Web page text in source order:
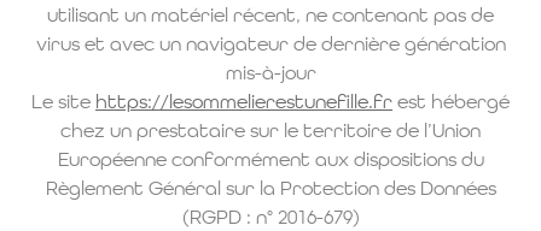
utilisant un matériel récent, ne contenant pas de
virus et avec un navigateur de dernière génération
mis-à-jour
Le site https://lesommelierestunefille.fr est hébergé
chez un prestataire sur le territoire de l’Union
Européenne conformément aux dispositions du
Règlement Général sur la Protection des Données
(RGPD : n° 2016-679)